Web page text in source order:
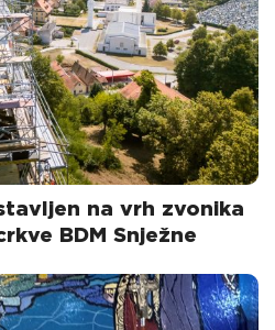
na vrh zvonika
BDM Snježne